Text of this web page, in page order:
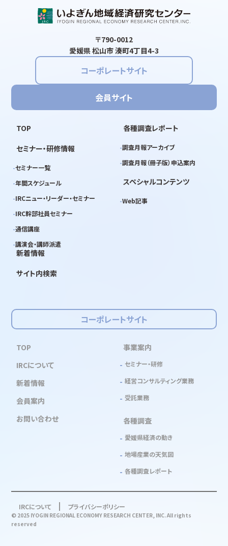
〒790-0012
愛媛県 松山市 湊町4丁目4-3
コーポレートサイト
会員サイト
TOP
セミナー・研修情報
セミナー一覧
年間スケジュール
IRCニュー・リーダー・セミナー
IRC幹部社員セミナー
通信講座
講演会・講師派遣
各種調査レポート
調査月報アーカイブ
調査月報（冊子版）申込案内
スペシャルコンテンツ
Web記事
新着情報
サイト内検索
コーポレートサイト
TOP
IRCについて
新着情報
会員案内
お問い合わせ
事業案内
セミナー・研修
経営コンサルティング業務
受託業務
各種調査
愛媛県経済の動き
地場産業の天気図
各種調査レポート
IRCについて プライバシーポリシー
© 2025 IYOGIN REGIONAL ECONOMY RESEARCH CENTER, INC. All rights
reserved